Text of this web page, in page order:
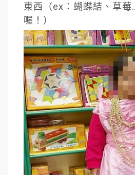
東西（ex：蝴蝶結、草
喔！）